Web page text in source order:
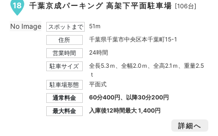
18 千葉京成パーキング 高架下平面駐車場 [106台]
スポットまで
51m
住所
千葉県千葉市中央区本千葉町15-1
営業時間
24時間
駐車サイズ
全長5.3ｍ、全幅2.0ｍ、全高2.1ｍ、重量2.5
ｔ
駐車場形態
平面式
通常料金
60分400円、以降30分200円
最大料金
入庫後12時間最大1,400円
詳細へ
No Image